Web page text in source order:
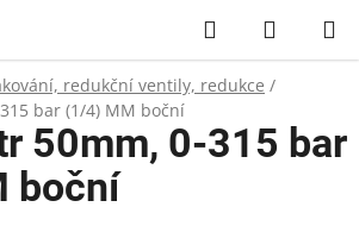
Hledat
KOŠÍK
redukční ventily, redukce /
bar (1/4) MM boční
50mm, 0-315 bar
boční